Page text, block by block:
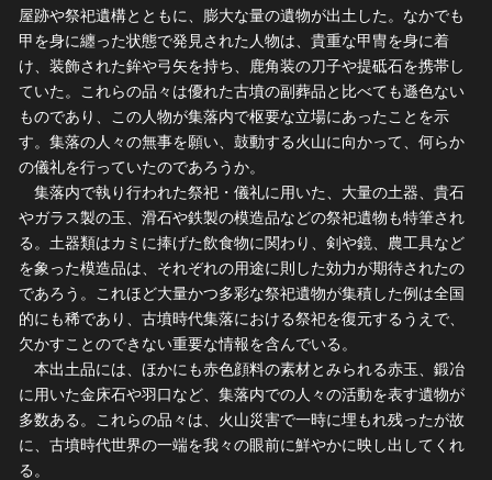
屋跡や祭祀遺構とともに、膨大な量の遺物が出土した。なかでも
甲を身に纏った状態で発見された人物は、貴重な甲冑を身に着
け、装飾された鉾や弓矢を持ち、鹿角装の刀子や提砥石を携帯し
ていた。これらの品々は優れた古墳の副葬品と比べても遜色ない
ものであり、この人物が集落内で枢要な立場にあったことを示
す。集落の人々の無事を願い、鼓動する火山に向かって、何らか
の儀礼を行っていたのであろうか。
集落内で執り行われた祭祀・儀礼に用いた、大量の土器、貴石
やガラス製の玉、滑石や鉄製の模造品などの祭祀遺物も特筆され
る。土器類はカミに捧げた飲食物に関わり、剣や鏡、農工具など
を象った模造品は、それぞれの用途に則した効力が期待されたの
であろう。これほど大量かつ多彩な祭祀遺物が集積した例は全国
的にも稀であり、古墳時代集落における祭祀を復元するうえで、
欠かすことのできない重要な情報を含んでいる。
本出土品には、ほかにも赤色顔料の素材とみられる赤玉、鍛冶
に用いた金床石や羽口など、集落内での人々の活動を表す遺物が
多数ある。これらの品々は、火山災害で一時に埋もれ残ったが故
に、古墳時代世界の一端を我々の眼前に鮮やかに映し出してくれ
る。